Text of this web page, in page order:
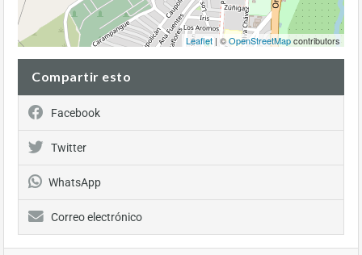
Leaflet | ©OpenStreetMapcontributors
Compartir esto
Facebook
Twitter
WhatsApp
Correo electrónico